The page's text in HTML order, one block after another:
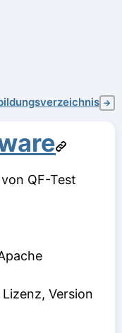
→
QF-Test
Version